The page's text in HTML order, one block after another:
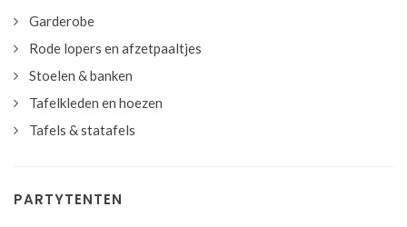
Garderobe
Rode lopers en afzetpaaltjes
Stoelen & banken
Tafelkleden en hoezen
Tafels & statafels
PARTYTENTEN